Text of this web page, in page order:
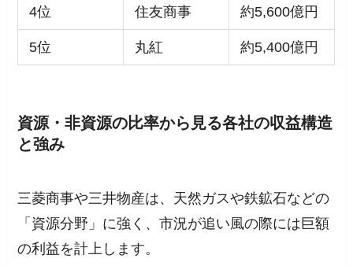
4位 住友商事 約5,600億円
5位 丸紅 約5,400億円
資源・非資源の比率から見る各社の収益構造
と強み
三菱商事や三井物産は、天然ガスや鉄鉱石などの
「資源分野」に強く、市況が追い風の際には巨額
の利益を計上します。